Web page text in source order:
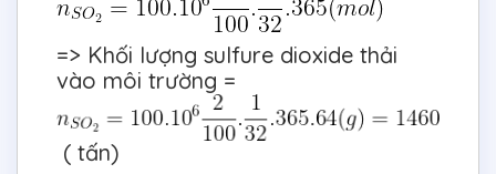
=> Khối lượng sulfure dioxide thải
vào môi trường =
( tấn)